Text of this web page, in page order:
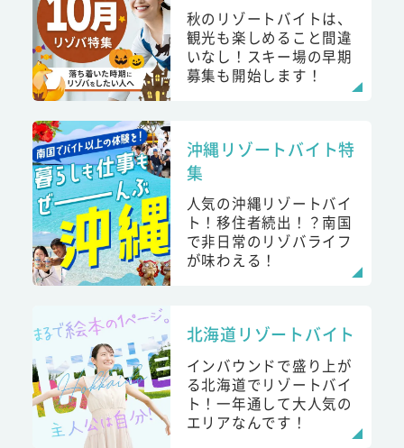
秋のリゾートバイトは、
観光も楽しめること間違
いなし！スキー場の早期
募集も開始します！
沖縄リゾートバイト特
集
人気の沖縄リゾートバイ
ト！移住者続出！？南国
で非日常のリゾバライフ
が味わえる！
北海道リゾートバイト
インバウンドで盛り上が
る北海道でリゾートバイ
ト！一年通して大人気の
エリアなんです！